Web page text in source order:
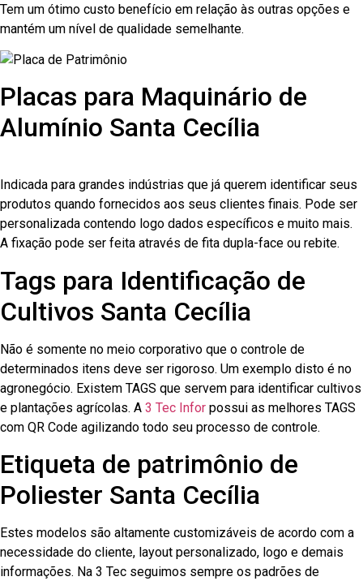
Tem um ótimo custo benefício em relação às outras opções e
mantém um nível de qualidade semelhante.
Placas para Maquinário de
Alumínio Santa Cecília
Indicada para grandes indústrias que já querem identificar seus
produtos quando fornecidos aos seus clientes finais. Pode ser
personalizada contendo logo dados específicos e muito mais.
A fixação pode ser feita através de fita dupla-face ou rebite.
Tags para Identificação de
Cultivos Santa Cecília
Não é somente no meio corporativo que o controle de
determinados itens deve ser rigoroso. Um exemplo disto é no
agronegócio. Existem TAGS que servem para identificar cultivos
e plantações agrícolas. A 3 Tec Infor possui as melhores TAGS
com QR Code agilizando todo seu processo de controle.
Etiqueta de patrimônio de
Poliester Santa Cecília
Estes modelos são altamente customizáveis de acordo com a
necessidade do cliente, layout personalizado, logo e demais
informações. Na 3 Tec seguimos sempre os padrões de